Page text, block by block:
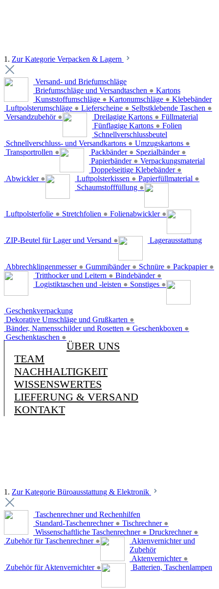
1. Zur Kategorie Verpacken & Lagern
Versand- und Briefumschläge
Briefumschläge und Versandtaschen ●
Kunststoffumschläge ● Kartonumschläge ●
Luftpolsterumschläge ● Lieferscheine ● Selbstklebende Taschen ●
Versandzubehör ●
Kartons
Dreilagige Kartons ●
Fünflagige Kartons ●
Schnellverschluss- und Versandkartons ● Umzugskartons ●
Transportrollen ●
Klebebänder
Packbänder ● Spezialbänder ●
Papierbänder ●
Doppelseitige Klebebänder ●
Abwickler ●
Füllmaterial
Luftpolsterkissen ● Papierfüllmaterial ●
Schaumstofffüllung ●
Folien
Luftpolsterfolie ● Stretchfolien ● Folienabwickler ●
Schnellverschlussbeutel
ZIP-Beutel für Lager und Versand ●
Verpackungsmaterial
Abbrechklingenmesser ● Gummibänder ● Schnüre ● Packpapier ●
Lagerausstattung
Tritthocker und Leitern ● Bindebänder ●
Logistiktaschen und -leisten ● Sonstiges ●
Geschenkverpackung
Dekorative Umschläge und Grußkarten ●
Bänder, Namensschilder und Rosetten ● Geschenkboxen ●
Geschenktaschen ●
ÜBER UNS
TEAM
NACHHALTIGKEIT
WISSENSWERTES
LIEFERUNG & VERSAND
KONTAKT
1. Zur Kategorie Büroausstattung & Elektronik
Taschenrechner und Rechenhilfen
Standard-Taschenrechner ● Tischrechner ●
Wissenschaftliche Taschenrechner ● Druckrechner ●
Zubehör für Taschenrechner ●
Aktenvernichter und
Zubehör
Aktenvernichter ●
Zubehör für Aktenvernichter ● Batterien, Taschenlampen